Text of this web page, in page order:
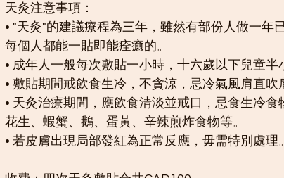
天灸注意事項：
• "天灸"的建議療程為三年，雖然有部份人做一年
每個人都能一貼即能痊癒的。
• 成年人一般每次敷貼一小時，十六歲以下兒童
• 敷貼期間戒飲食生冷，不貪涼，忌冷氣風肩直吹
• 天灸治療期間，應飲食清淡並戒口，忌食生冷
花生、蝦蟹、鵝、蛋黃、辛辣煎炸食物等。
• 若皮膚出現局部發紅為正常反應，毋需特別處理。